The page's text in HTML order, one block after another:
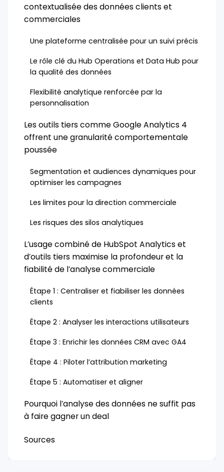
contextualisée des données clients et
commerciales
Une plateforme centralisée pour un suivi précis
Le rôle clé du Hub Operations et Data Hub pour
la qualité des données
Flexibilité analytique renforcée par la
personnalisation
Les outils tiers comme Google Analytics 4
offrent une granularité comportementale
poussée
Segmentation et audiences dynamiques pour
optimiser les campagnes
Les limites pour la direction commerciale
Les risques des silos analytiques
L’usage combiné de HubSpot Analytics et
d’outils tiers maximise la profondeur et la
fiabilité de l’analyse commerciale
Étape 1 : Centraliser et fiabiliser les données
clients
Étape 2 : Analyser les interactions utilisateurs
Étape 3 : Enrichir les données CRM avec GA4
Étape 4 : Piloter l’attribution marketing
Étape 5 : Automatiser et aligner
Pourquoi l’analyse des données ne suffit pas
à faire gagner un deal
Sources